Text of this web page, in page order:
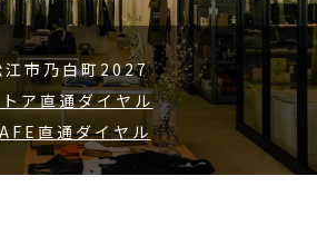
江市乃白町2027
ア直通ダイヤル
直通ダイヤル